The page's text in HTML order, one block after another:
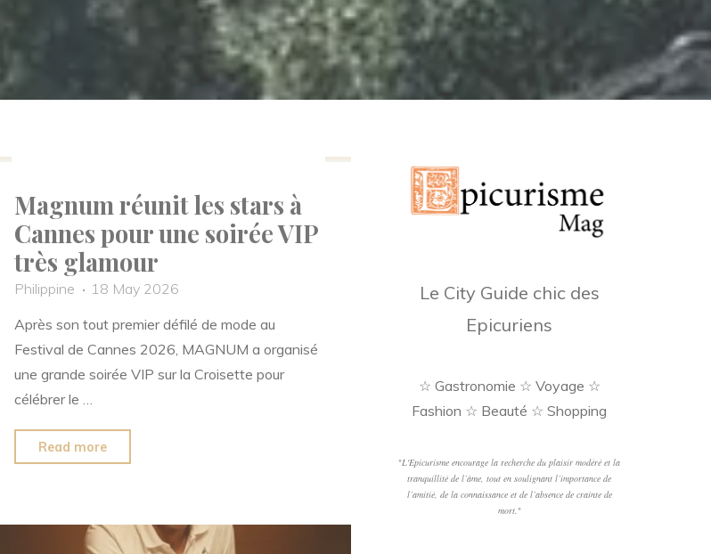
Magnum réunit les stars à
Cannes pour une soirée VIP
très glamour
Philippine
18 May 2026
Après son tout premier défilé de mode au
Festival de Cannes 2026, MAGNUM a organisé
une grande soirée VIP sur la Croisette pour
célébrer le …
Read more
à
Le City Guide chic des
Epicuriens
☆ Gastronomie ☆ Voyage ☆
Fashion ☆ Beauté ☆ Shopping
"L'Epicurisme encourage la recherche du plaisir modéré et la
tranquillité de l’âme, tout en soulignant l’importance de
l’amitié, de la connaissance et de l’absence de crainte de
mort. "